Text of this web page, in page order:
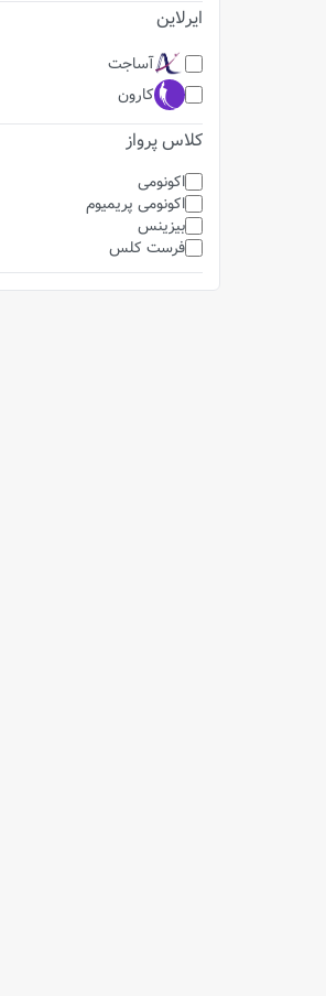
ایرلاین
آساجت
کارون
کلاس پرواز
اکونومی
اکونومی پریمیوم
بیزینس
فرست کلس